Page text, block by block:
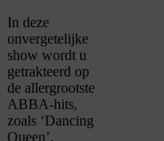
In deze
onvergetelijke
show wordt u
getrakteerd op
de allergrootste
ABBA-hits,
zoals ‘Dancing
Queen’,